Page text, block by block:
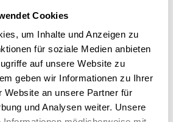
Cookies
um Inhalte und Anzeigen zu
für soziale Medien anbieten
auf unsere Website zu
geben wir Informationen zu Ihrer
Website an unsere Partner für
und Analysen weiter. Unsere
a su sistema si es necesario, y
problemas y resolverlos